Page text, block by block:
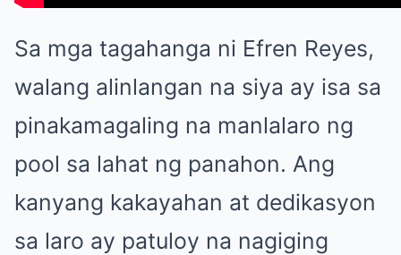
Sa mga tagahanga ni Efren Reyes,
walang alinlangan na siya ay isa sa
pinakamagaling na manlalaro ng
pool sa lahat ng panahon. Ang
kanyang kakayahan at dedikasyon
sa laro ay patuloy na nagiging